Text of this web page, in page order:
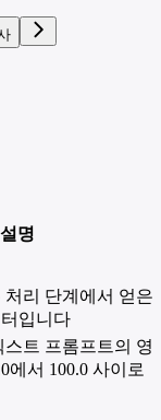
설명
리 단계에서 얻은
입니다
트 프롬프트의 영
에서 100.0 사이로